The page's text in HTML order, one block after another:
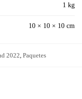
1 kg
10 × 10 × 10 cm
2022 Paquetes